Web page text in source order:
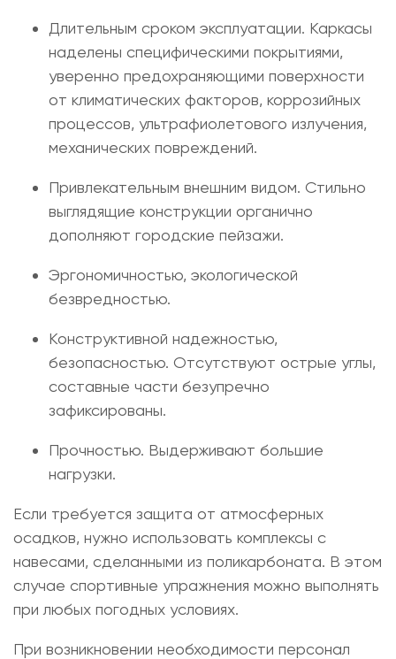
Длительным сроком эксплуатации. Каркасы
наделены специфическими покрытиями,
уверенно предохраняющими поверхности
от климатических факторов, коррозийных
процессов, ультрафиолетового излучения,
механических повреждений.
Привлекательным внешним видом. Стильно
выглядящие конструкции органично
дополняют городские пейзажи.
Эргономичностью, экологической
безвредностью.
Конструктивной надежностью,
безопасностью. Отсутствуют острые углы,
составные части безупречно
зафиксированы.
Прочностью. Выдерживают большие
нагрузки.
Если требуется защита от атмосферных
осадков, нужно использовать комплексы с
навесами, сделанными из поликарбоната. В этом
случае спортивные упражнения можно выполнять
при любых погодных условиях.
При возникновении необходимости персонал